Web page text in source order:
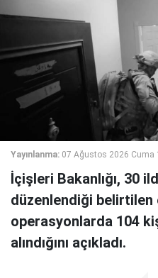
Yayınlanma: 07 Ağustos 2026 Cuma
İçişleri Bakanlığı, 30
düzenlendiği belirtilen
operasyonlarda 104
alındığını açıkladı.